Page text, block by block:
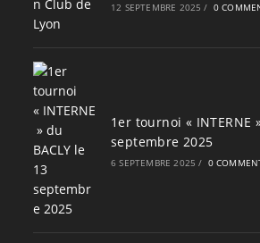
12 SEPTEMBRE 2025 / 0
1er tournoi « INTERNE
septembre 2025
6 SEPTEMBRE 2025 / 0